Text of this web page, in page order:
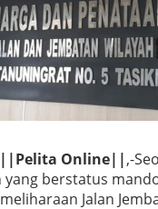
Online||,-
yang berstatus
Jalan